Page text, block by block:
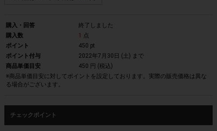
購入・回答
終了しました
購入数
1
点
ポイント
450 pt
ポイント付与
2022年7月30日 (土) まで
商品単価目安
450 円 (税込)
※商品単価目安に対してポイントを設定しております。実際の販売価格は異な
る場合がございます。
チェックポイント